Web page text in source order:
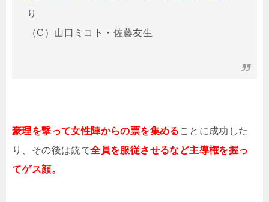
り
（C）山口ミコト・佐藤友生
豪理を撃って女性陣からの票を集める ことに成功した
り、その後は銃で全員を服従させるなど主導権を握っ
てゲス顔。